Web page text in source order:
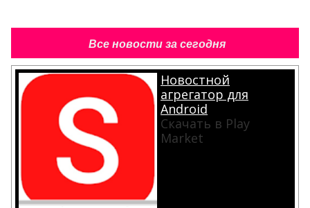
Все новости за сегодня
Новостной
агрегатор для
Android
Скачать в Play
Market